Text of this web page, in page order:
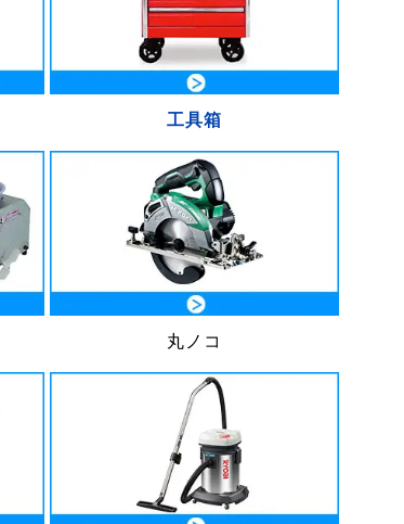
工具箱
丸ノコ